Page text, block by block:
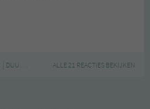
DUURZAAM EVENTS,GROEN,INSPIRATIE,LEUKE
ALLE 21 REACTIES BEKIJKEN